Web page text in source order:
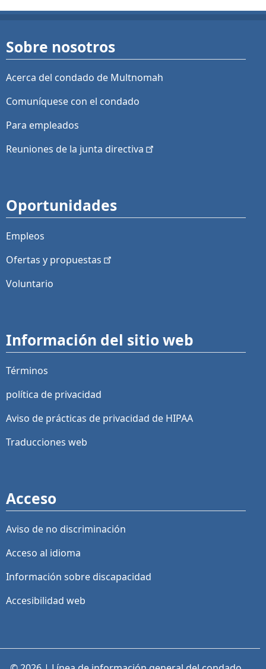
Sobre nosotros
Acerca del condado de Multnomah
Comuníquese con el condado
Para empleados
Reuniones de la junta directiva
Oportunidades
Empleos
Ofertas y propuestas
Voluntario
Información del sitio web
Términos
política de privacidad
Aviso de prácticas de privacidad de HIPAA
Traducciones web
Acceso
Aviso de no discriminación
Acceso al idioma
Información sobre discapacidad
Accesibilidad web